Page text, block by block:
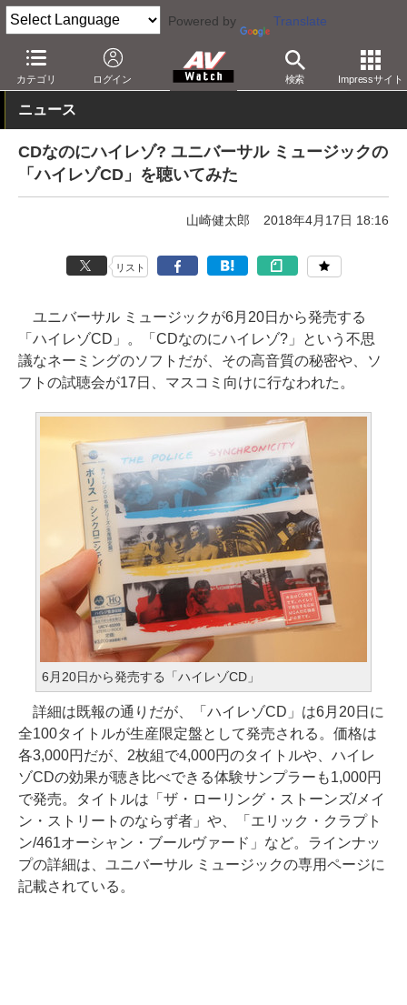
Powered by Translate
カテゴリ ログイン 検索 Impressサイト
AV Watch コンテンツ・サービス CD/SACD/アナログ
ニュース
CDなのにハイレゾ? ユニバーサル ミュージックの
「ハイレゾCD」を聴いてみた
山崎健太郎 2018年4月17日 18:16
リスト
ユニバーサル ミュージックが6月20日から発売する
「ハイレゾCD」。「CDなのにハイレゾ?」という不思
議なネーミングのソフトだが、その高音質の秘密や、ソ
フトの試聴会が17日、マスコミ向けに行なわれた。
6月20日から発売する「ハイレゾCD」
詳細は既報の通りだが、「ハイレゾCD」は6月20日に
全100タイトルが生産限定盤として発売される。価格は
各3,000円だが、2枚組で4,000円のタイトルや、ハイレ
ゾCDの効果が聴き比べできる体験サンプラーも1,000円
で発売。タイトルは「ザ・ローリング・ストーンズ/メイ
ン・ストリートのならず者」や、「エリック・クラプト
ン/461オーシャン・ブールヴァード」など。ラインナッ
プの詳細は、ユニバーサル ミュージックの専用ページに
記載されている。